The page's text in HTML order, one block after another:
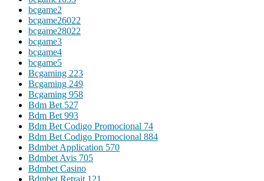
bcgame2
bcgame26022
bcgame28022
bcgame3
bcgame4
bcgame5
Bcgaming 223
Bcgaming 249
Bcgaming 958
Bdm Bet 527
Bdm Bet 993
Bdm Bet Codigo Promocional 74
Bdm Bet Codigo Promocional 884
Bdmbet Application 570
Bdmbet Avis 705
Bdmbet Casino
Bdmbet Retrait 121